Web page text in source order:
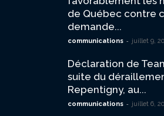
de Québec contre
demande...
communications - juillet 9,
Déclaration de
suite du
Repentigny, au...
communications - juillet 6,